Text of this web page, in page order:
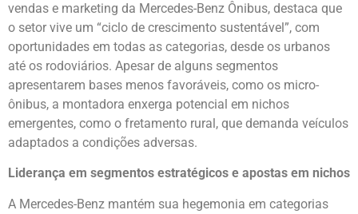
vendas e marketing da Mercedes-Benz Ônibus, destaca que
o setor vive um “ciclo de crescimento sustentável”, com
oportunidades em todas as categorias, desde os urbanos
até os rodoviários. Apesar de alguns segmentos
apresentarem bases menos favoráveis, como os micro-
ônibus, a montadora enxerga potencial em nichos
emergentes, como o fretamento rural, que demanda veículos
adaptados a condições adversas.
Liderança em segmentos estratégicos e apostas em nichos
A Mercedes-Benz mantém sua hegemonia em categorias